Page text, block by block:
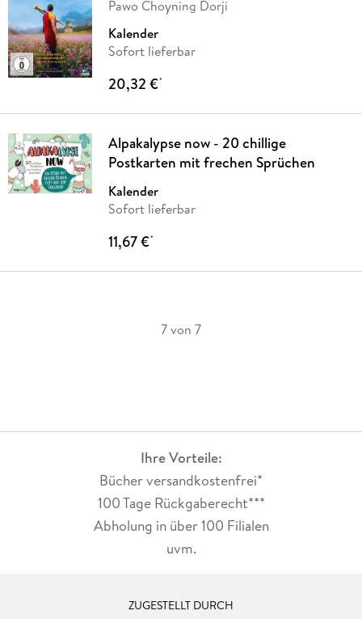
Pawo Choyning Dorji
Kalender
Sofort lieferbar
20,32 €*
Alpakalypse now - 20 chillige
Postkarten mit frechen Sprüchen
Kalender
Sofort lieferbar
11,67 €*
7 von 7
Ihre Vorteile:
Bücher versandkostenfrei*
100 Tage Rückgaberecht***
Abholung in über 100 Filialen
uvm.
ZUGESTELLT DURCH